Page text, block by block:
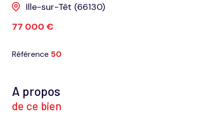
Ille-sur-Têt (66130)
77 000 €
Référence 50
A propos
de ce bien